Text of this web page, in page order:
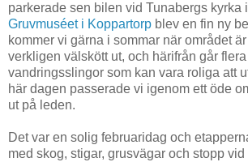
parkerade sen bilen vid Tunabergs kyrka
Gruvmuséet i Koppartorp blev en fin ny
kommer vi gärna i sommar när området
verkligen välskött ut, och härifrån går
vandringsslingor som kan vara roliga att
här dagen passerade vi igenom ett öde
ut på leden.
Det var en solig februaridag och
med skog, stigar, grusvägar och stopp